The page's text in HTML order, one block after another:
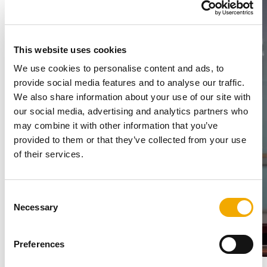
This website uses cookies
We use cookies to personalise content and ads, to
provide social media features and to analyse our traffic.
We also share information about your use of our site with
our social media, advertising and analytics partners who
may combine it with other information that you’ve
provided to them or that they’ve collected from your use
of their services.
Necessary
Preferences